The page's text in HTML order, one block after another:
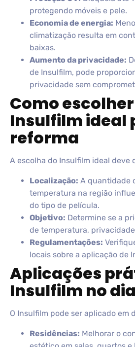
protegendo móveis e pele.
Economia de energia:
climatização resulta em
baixas.
Aumento da privacidade:
de Insulfilm, pode
privacidade sem
Como
Insulfilm ideal
reforma
A escolha do Insulfilm ideal deve
Localização: A quantidade
temperatura na região
do tipo de película.
Objetivo: Determine se a
de temperatura,
Regulamentações:
locais sobre a aplicação de
Aplicações
Insulfilm no
O Insulfilm pode ser aplicado em
Residências: Melhorar o